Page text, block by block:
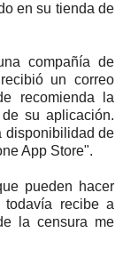
en su tienda de
compañía de
un correo
recomienda la
su aplicación.
disponibilidad de
App Store".
pueden hacer
recibe a
la censura me